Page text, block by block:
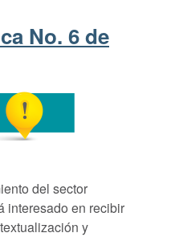
No. 6 de
del sector
interesado en recibir
y